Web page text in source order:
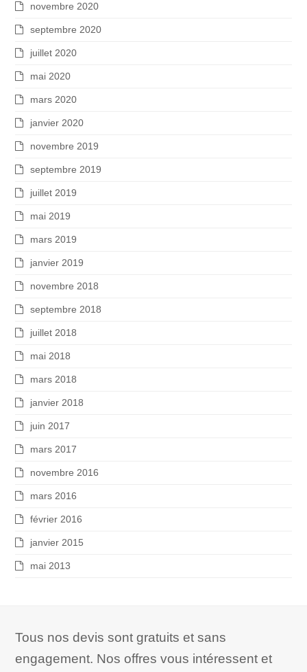
novembre 2020
septembre 2020
juillet 2020
mai 2020
mars 2020
janvier 2020
novembre 2019
septembre 2019
juillet 2019
mai 2019
mars 2019
janvier 2019
novembre 2018
septembre 2018
juillet 2018
mai 2018
mars 2018
janvier 2018
juin 2017
mars 2017
novembre 2016
mars 2016
février 2016
janvier 2015
mai 2013
Tous nos devis sont gratuits et sans
engagement. Nos offres vous intéressent et